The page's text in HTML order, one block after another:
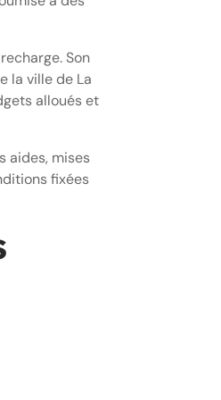
Son
la ville de La
alloués et
aides, mises
fixées